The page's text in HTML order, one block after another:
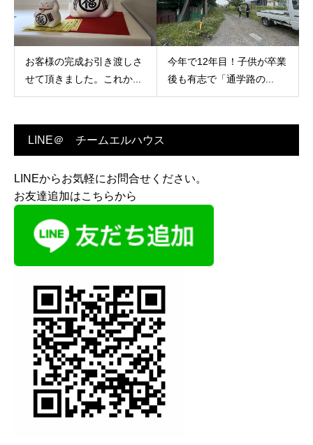
お客様の完成お引き渡しさ
せて頂きました。これか...
今年で12年目！子供が卒業
後も有志で「通学路の...
LINE＠ チームエルハウス
LINEからお気軽にお問合せください。
お友達追加はこちらから